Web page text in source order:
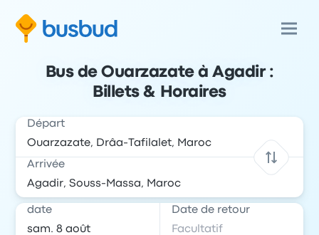
Bus de Ouarzazate à Agadir :
Billets & Horaires
Départ
Arrivée
date Date de retour